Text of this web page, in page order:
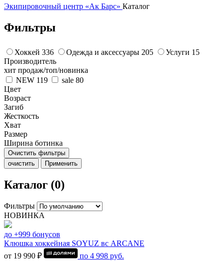
Экипировочный центр «Ак Барс» Каталог
Фильтры
Хоккей 336 Одежда и аксессуары 205 Услуги 15
Производитель
хит продаж/топ/новинка
NEW 119 sale 80
Цвет
Возраст
Загиб
Жесткость
Хват
Размер
Ширина ботинка
Очистить фильтры
очистить
Применить
Каталог (0)
Фильтры
НОВИНКА
до +999 бонусов
Клюшка хоккейная SOYUZ вс ARCANE
от 19 990 ₽
по 4 998 руб.